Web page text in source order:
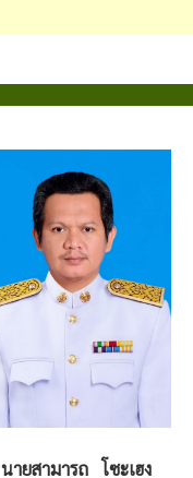
นายสามารถ โซะเฮง